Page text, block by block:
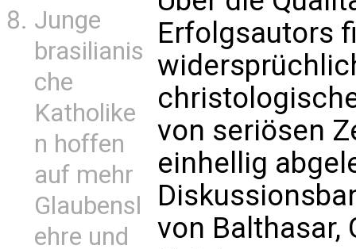
Junge
brasilianis
che
Katholike
n hoffen
auf mehr
Glaubensl
ehre und
Erfolgsautors
von seriösen
einhellig
von Balthasar,